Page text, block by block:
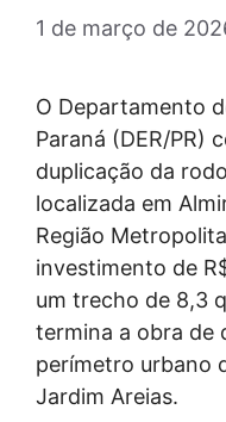
1 de março de
O Departamento
Paraná (DER/PR)
duplicação da
localizada em
Região
investimento de
um trecho de 8,3
termina a obra de
perímetro urbano
Jardim Areias.